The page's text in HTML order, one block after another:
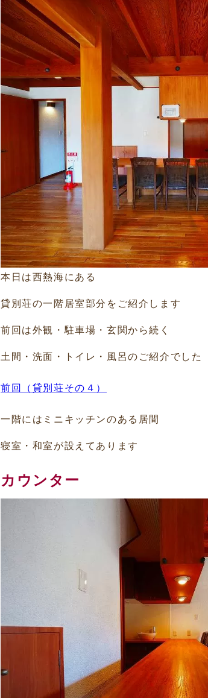
本日は西熱海にある
貸別荘の一階居室部分をご紹介します
前回は外観・駐車場・玄関から続く
土間・洗面・トイレ・風呂のご紹介でした
前回（貸別荘その４）
一階にはミニキッチンのある居間
寝室・和室が設えてあります
カウンター